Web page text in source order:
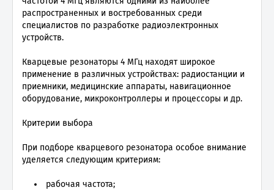
распространенных и востребованных среди
специалистов по разработке радиоэлектронных
устройств.
Кварцевые резонаторы 4 МГц находят широкое
применение в различных устройствах: радиостанции и
приемники, медицинские аппараты, навигационное
оборудование, микроконтроллеры и процессоры и др.
Критерии выбора
При подборе кварцевого резонатора особое внимание
уделяется следующим критериям:
рабочая частота;